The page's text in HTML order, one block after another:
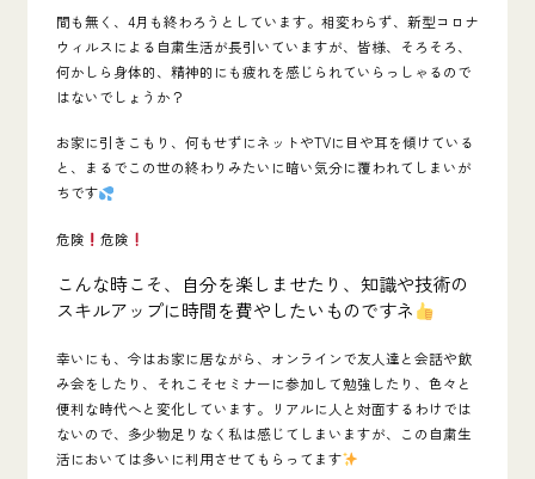
間も無く、4月も終わろうとしています。相変わらず、新型コロナ
ウィルスによる自粛生活が長引いていますが、皆様、そろそろ、
何かしら身体的、精神的にも疲れを感じられていらっしゃるので
はないでしょうか？
お家に引きこもり、何もせずにネットやTVに目や耳を傾けている
と、まるでこの世の終わりみたいに暗い気分に覆われてしまいが
ちです
危険 危険
こんな時こそ、自分を楽しませたり、知識や技術の
スキルアップに時間を費やしたいものですネ
幸いにも、今はお家に居ながら、オンラインで友人達と会話や飲
み会をしたり、それこそセミナーに参加して勉強したり、色々と
便利な時代へと変化しています。リアルに人と対面するわけでは
ないので、多少物足りなく私は感じてしまいますが、この自粛生
活においては多いに利用させてもらってます